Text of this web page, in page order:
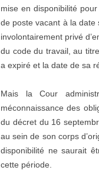
mise en disponibilité
de poste vacant à la
involontairement privé
du code du travail, au
a expiré et la date de sa
Mais la Cour
méconnaissance des
du décret du 16
au sein de son corps
disponibilité ne saurait
cette période.